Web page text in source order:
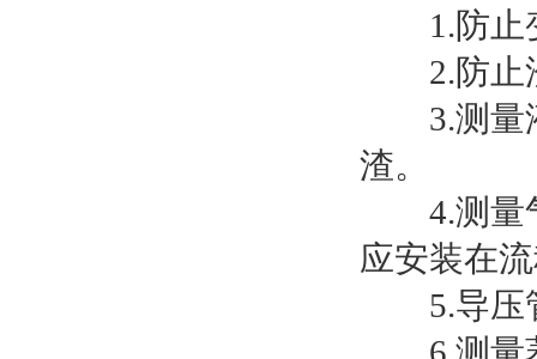
1.防止变
2.防止
3.测量液
渣。
4.测量气
应安装在
5.导压管